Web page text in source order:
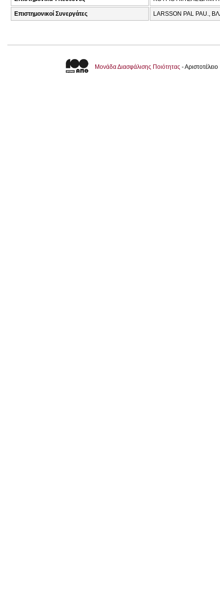
Επιστημονικοί Συνεργάτες LARSSON PAL PAU.,
Μονάδα Διασφάλισης Ποιότητας -